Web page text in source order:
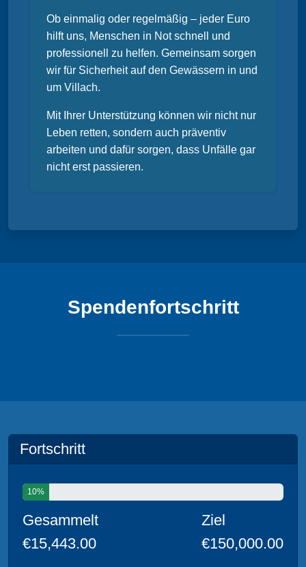
Ob einmalig oder regelmäßig – jeder Euro
hilft uns, Menschen in Not schnell und
professionell zu helfen. Gemeinsam sorgen
wir für Sicherheit auf den Gewässern in und
um Villach.
Mit Ihrer Unterstützung können wir nicht nur
Leben retten, sondern auch präventiv
arbeiten und dafür sorgen, dass Unfälle gar
nicht erst passieren.
Spendenfortschritt
Fortschritt
10%
Gesammelt
€15,443.00
Ziel
€150,000.00